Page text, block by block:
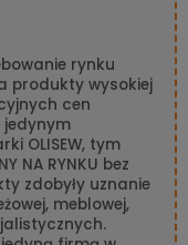
rynku
produkty wysokiej
cen
jedynym
OLISEW, tym
NA RYNKU bez
zdobyły uznanie
meblowej,